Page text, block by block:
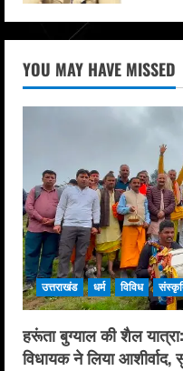
YOU MAY HAVE MISSED
उत्तराखंड धर्म विविध
हरूंता बुग्याल की शैल
विधायक ने लिया आशीर्वाद,